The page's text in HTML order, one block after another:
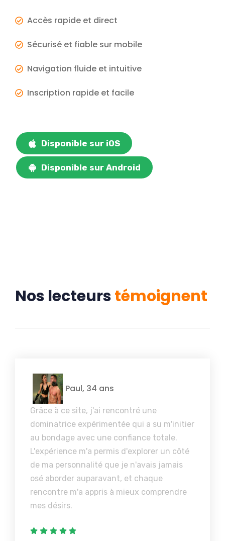
Accès rapide et direct
Sécurisé et fiable sur mobile
Navigation fluide et intuitive
Inscription rapide et facile
Disponible sur iOS
Disponible sur Android
Nos lecteurstémoignent
Paul, 34 ans
Grâce à ce site, j'ai rencontré une
dominatrice expérimentée qui a su m'initier
au bondage avec une confiance totale.
L'expérience m'a permis d'explorer un côté
de ma personnalité que je n'avais jamais
osé aborder auparavant, et chaque
rencontre m'a appris à mieux comprendre
mes désirs.